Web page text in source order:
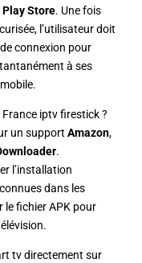
Store. Une fois
l’utilisateur doit
connexion pour
à ses
iptv firestick ?
un support Amazon,
.
l’installation
dans les
le fichier APK pour
tv directement sur